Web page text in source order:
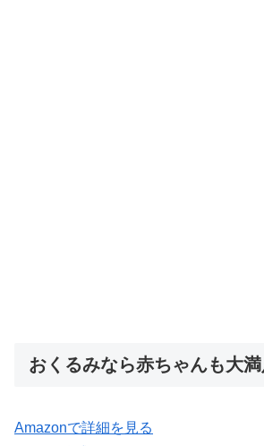
おくるみなら赤ちゃんも大満
Amazonで詳細を見る